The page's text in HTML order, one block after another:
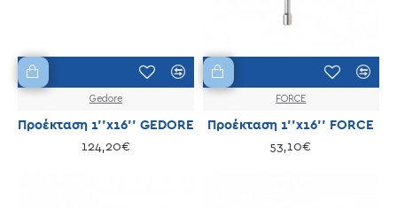
Gedore
Προέκταση 1''x16'' GEDORE
124,20€
FORCE
Προέκταση 1''x16'' FORCE
53,10€